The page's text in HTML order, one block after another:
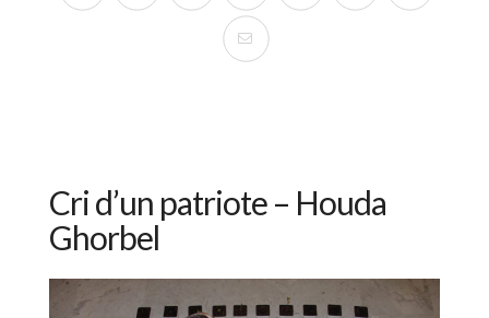
Cri d’un patriote – Houda
Ghorbel